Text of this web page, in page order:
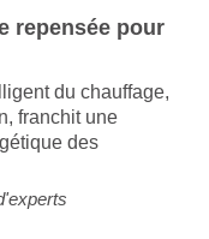
pour
du chauffage,
franchit une
des